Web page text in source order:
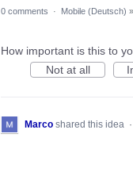
0 comments · Mobile (Deutsch) »
How important is this to
Not at all
Marco shared this idea ·